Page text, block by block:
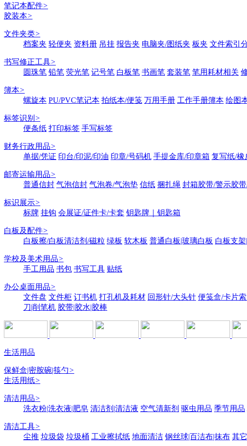
笔记本配件>
胶装本>
文件夹类>
档案夹 轻便夹 资料册 吊挂 报告夹 电脑夹/图纸夹 板夹 文件索引
书写修正工具>
圆珠笔 铅笔 荧光笔 记号笔 白板笔 书画笔 套装笔 笔用耗材相关
簿本>
螺旋本 PU/PVC笔记本 拍纸本/便笺 万用手册 工作手册簿本 绘图
标签识别 >
便条纸 打印标签 手写标签
财务行政用品>
单据/凭证 印台/印泥/印油 印章/号码机 手提金库/印章箱 复写纸/橡
邮寄运输用品>
普通信封 气泡信封 气泡卷/气泡垫 信纸 捆扎绳 封箱胶带/警示胶
标识展示>
标牌 挂钩 会展证/证件卡/卡套 钥匙牌｜钥匙箱
白板及配件>
白板擦/白板清洁剂/磁粒 绿板 软木板 普通白板|玻璃白板 白板支
学校及美术用品>
手工用品 书包 书写工具 贴纸
办公桌面用品>
文件盘 文件柜 订书机 打孔机及耗材 回形针/大头针 便笺盒/卡片
刀|削笔机 胶带|胶水|胶棒
生活用品
保鲜盒|密胺碗|筷勺>
生活用纸>
清洁用品>
洗衣粉|洗衣液|肥皂 清洁剂|清洁液 空气清新剂 驱虫用品 季节用品
清洁工具>
尘推 垃圾袋 垃圾桶 工业擦拭纸 地面清洁 钢丝球|百洁布|抹布 其